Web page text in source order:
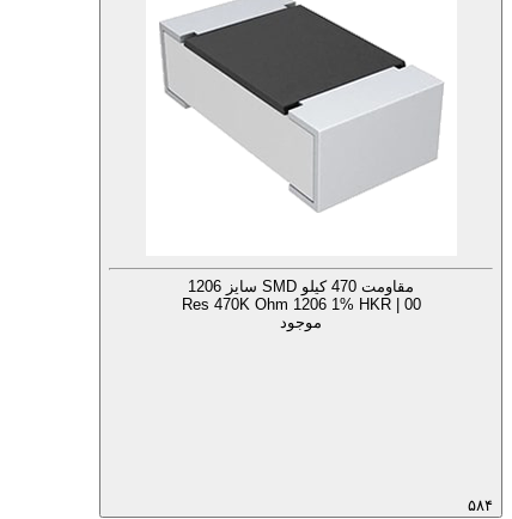
مقاومت 470 کیلو SMD سایز 1206
Res 470K Ohm 1206 1% HKR | 00
موجود
۵۸۴